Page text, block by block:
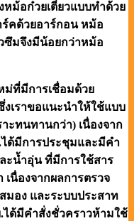
หม้อก๋วยเตี๋ยวแบบทำด้วย
คด้วยอาร์กอน หม้อ
ซึมจึงมีน้อยกว่าหม้อ
ม่ที่มีการเชื่อมด้วย
งเราขอแนะนำให้ใช้แบบ
ะทนทานกว่า) เนื่องจาก
ได้มีการประชุมและมีคำ
ะน้ำอุ่น ที่มีการใช้สาร
นื่องจากผลการตรวจ
มอง และระบบประสาท
ด้มีคำสั่งชั่วคราวห้ามใช้